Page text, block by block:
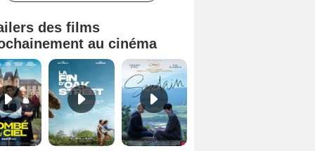
des films
au cinéma
Tombé du ciel Bande-annonce VF La fin d’Oak Street Bande-annonce VO STFR
Juste pour une nuit Bande-annonce VO STFR Un grand raccourci Bande-annonce VF Une aube nouvelle Bande-annonce VO STFR